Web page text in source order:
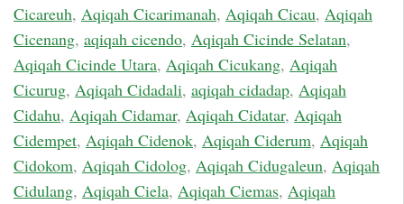
Cicareuh, Aqiqah Cicarimanah, Aqiqah Cicau, Aqiqah
Cicenang, aqiqah cicendo, Aqiqah Cicinde Selatan,
Aqiqah Cicinde Utara, Aqiqah Cicukang, Aqiqah
Cicurug, Aqiqah Cidadali, aqiqah cidadap, Aqiqah
Cidahu, Aqiqah Cidamar, Aqiqah Cidatar, Aqiqah
Cidempet, Aqiqah Cidenok, Aqiqah Ciderum, Aqiqah
Cidokom, Aqiqah Cidolog, Aqiqah Cidugaleun, Aqiqah
Cidulang, Aqiqah Ciela, Aqiqah Ciemas, Aqiqah